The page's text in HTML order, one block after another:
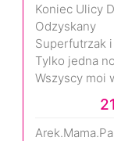
Koniec Ulicy
Odzyskany
Superfutrzak
Tylko jedna
Wszyscy moi